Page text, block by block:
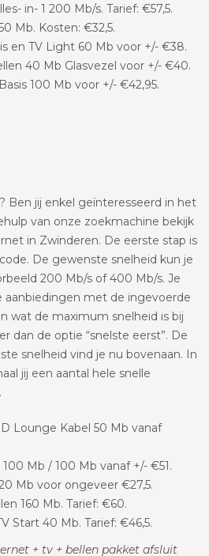
in- 1 200 Mb/s. Tarief: €57,5.
Mb. Kosten: €32,5.
en TV Light 60 Mb voor +/- €38.
40 Mb Glasvezel voor +/- €40.
100 Mb voor +/- €42,95.
Ben jij enkel geïnteresseerd in het
van onze zoekmachine bekijk
in Zwinderen. De eerste stap is
De gewenste snelheid kun je
200 Mb/s of 400 Mb/s. Je
aanbiedingen met de ingevoerde
wat de maximum snelheid is bij
dan de optie “snelste eerst”. De
snelheid vind je nu bovenaan. In
jij een aantal hele snelle
Lounge Kabel 50 Mb vanaf
Mb / 100 Mb vanaf +/- €51.
Mb voor ongeveer €27,5.
160 Mb. Tarief: €60.
Start 40 Mb. Tarief: €46,5.
+ tv + bellen pakket afsluit